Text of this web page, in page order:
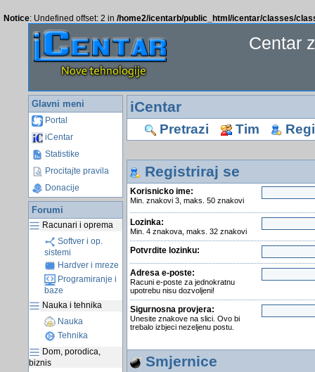
Notice: Undefined offset: 2 in /home2/icentarb/public_html/icentar/classes/
Centar
Glavni meni
Portal
iCentar
Statistike
Procitajte pravila
Donacije
Forumi
Racunari i oprema
Softver i op.
sistemi
Hardver i mreze
Programiranje i
baze
Nauka i tehnika
Nauka
Tehnika
Dom, porodica,
biznis
iCentar
Pretrazi Tim
Registriraj se
Korisnicko ime:
Min. znakovi 3, maks. 50 znakovi
Lozinka:
Min. 4 znakova, maks. 32 znakovi
Potvrdite lozinku:
Adresa e-poste:
Racuni e-poste za jednokratnu
upotrebu nisu dozvoljeni!
Sigurnosna provjera:
Unesite znakove na slici. Ovo bi
trebalo izbjeci nezeljenu postu.
Smjernice